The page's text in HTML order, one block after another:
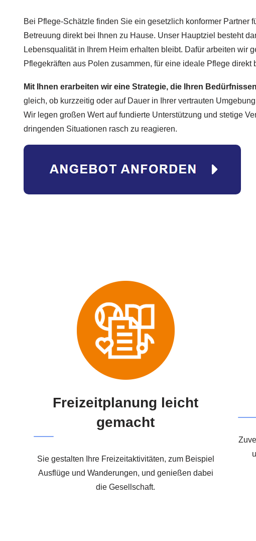
Bei Pflege-Schätzle finden Sie ein gesetzlich konformer Partner
Betreuung direkt bei Ihnen zu Hause. Unser Hauptziel besteht
Lebensqualität in Ihrem Heim erhalten bleibt. Dafür arbeiten wir
Pflegekräften aus Polen zusammen, für eine ideale Pflege direkt
Mit Ihnen erarbeiten wir eine Strategie, die Ihren
gleich, ob kurzzeitig oder auf Dauer in Ihrer vertrauten
Wir legen großen Wert auf fundierte Unterstützung und stetige
dringenden Situationen rasch zu reagieren.
Freizeitplanung leicht
gemacht
Sie gestalten Ihre Freizeitaktivitäten, zum Beispiel
Ausflüge und Wanderungen, und genießen dabei
die Gesellschaft.